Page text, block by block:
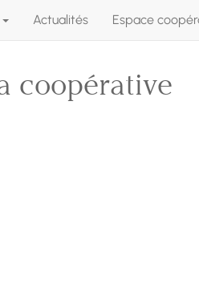
Actualités Espace
coopérative